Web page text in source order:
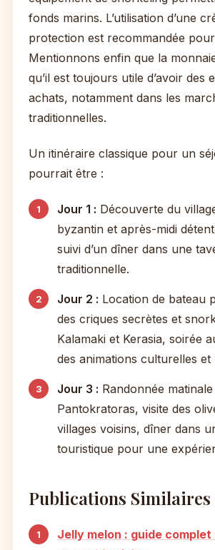
fonds marins. L’utilisation d’une
protection est recommandée
Mentionnons enfin que la
qu’il est toujours utile d’avoir des
achats, notamment dans les
traditionnelles.
Un itinéraire classique pour un
pourrait être :
Jour 1 : Découverte du
byzantin et après-midi
suivi d’un dîner dans une
traditionnelle.
Jour 2 : Location de bateau
des criques secrètes et
Kalamaki et Kerasia, soirée
des animations culturelles et
Jour 3 : Randonnée
Pantokratoras, visite des
villages voisins, dîner dans
touristique pour une
Publications Similaires
Jelly melon : guide